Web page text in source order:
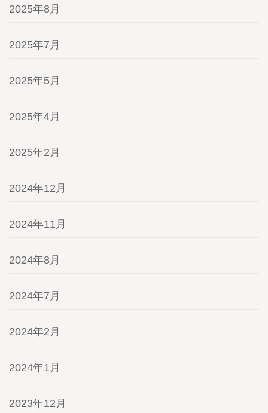
2025年8月
2025年7月
2025年5月
2025年4月
2025年2月
2024年12月
2024年11月
2024年8月
2024年7月
2024年2月
2024年1月
2023年12月